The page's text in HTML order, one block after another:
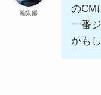
編集部
のCM
一番
かも